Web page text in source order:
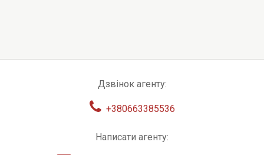
Дзвінок агенту:
+380663385536
Написати агенту: